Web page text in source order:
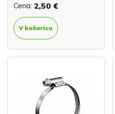
Cena: 2,50 €
V košarico